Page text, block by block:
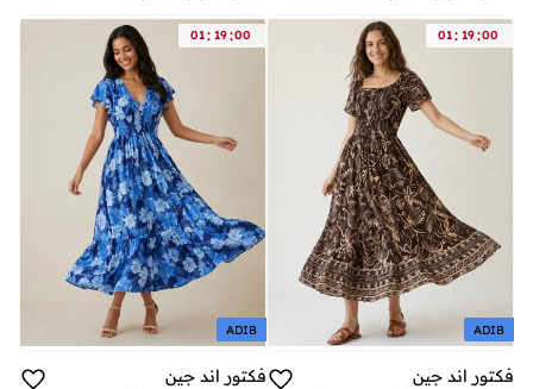
01: 19:00
ADIB
فكتور اند جين
01: 19:00
ADIB
فكتور اند جين